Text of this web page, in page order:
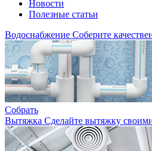
Новости
Полезные статьи
Водоснабжение Соберите
Собрать
Вытяжка Сделайте вытяжку